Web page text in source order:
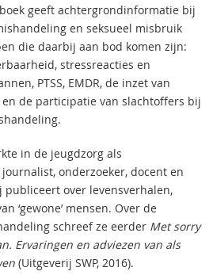
geeft achtergrondinformatie bij
en seksueel misbruik
die daarbij aan bod komen zijn:
stressreacties en
PTSS, EMDR, de inzet van
de participatie van slachtoffers bij
in de jeugdzorg als
onderzoeker, docent en
over levensverhalen,
‘gewone’ mensen. Over de
schreef ze eerder Met sorry
Ervaringen en adviezen van als
(Uitgeverij SWP, 2016).